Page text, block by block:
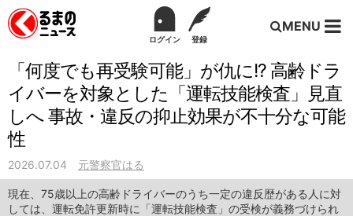
ログイン 登録
MENU
「何度でも再受験可能」が仇に!? 高齢ドラ
イバーを対象とした「運転技能検査」見直
しへ 事故・違反の抑止効果が不十分な可能
性
2026.07.04 元警察官はる
現在、75歳以上の高齢ドライバーのうち一定の違反歴がある人に対
しては、運転免許更新時に「運転技能検査」の受検が義務づけられ